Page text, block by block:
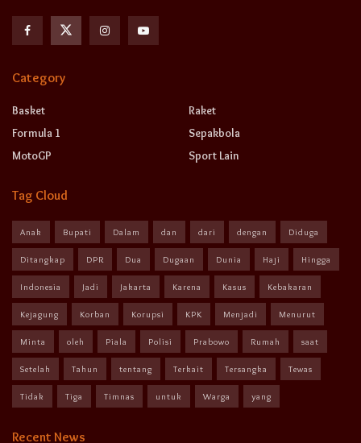
Category
Basket
Formula 1
MotoGP
Raket
Sepakbola
Sport Lain
Tag Cloud
Anak Bupati Dalam dan dari dengan Diduga
Ditangkap DPR Dua Dugaan Dunia Haji Hingga
Indonesia Jadi Jakarta Karena Kasus Kebakaran
Kejagung Korban Korupsi KPK Menjadi Menurut
Minta oleh Piala Polisi Prabowo Rumah saat
Setelah Tahun tentang Terkait Tersangka Tewas
Tidak Tiga Timnas untuk Warga yang
Recent News